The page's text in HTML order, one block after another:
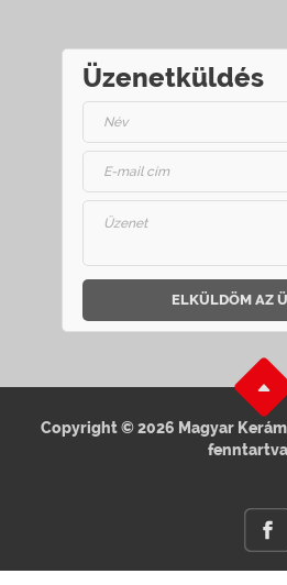
Üzenetküldés
ELKÜLDÖM AZ
Copyright © 2026 Magyar